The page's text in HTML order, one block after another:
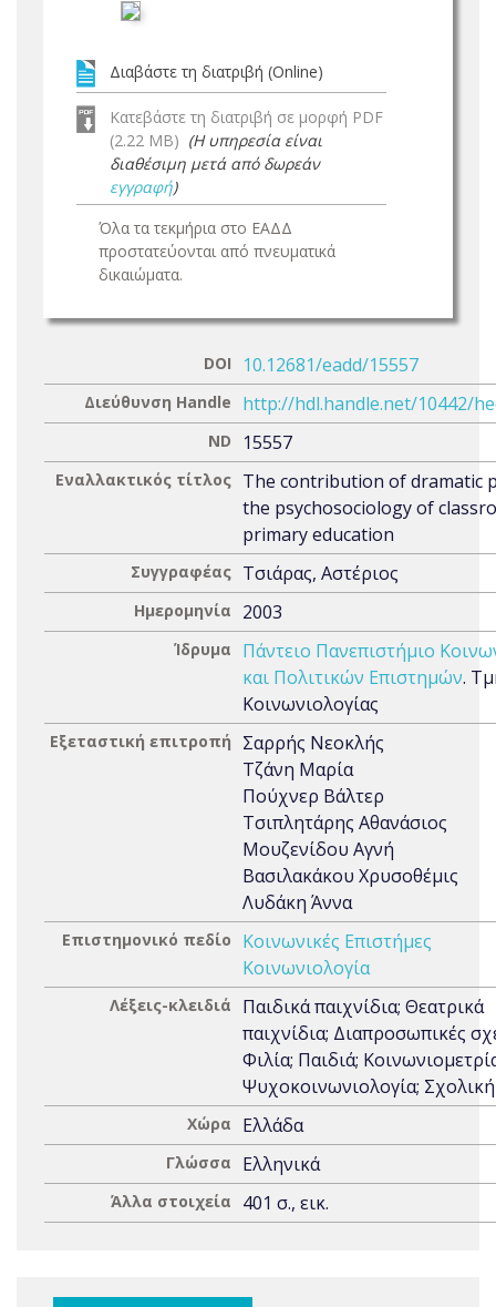
Διαβάστε τη διατριβή (Online)
Κατεβάστε τη διατριβή σε μορφή PDF
(2.22 MB) (Η υπηρεσία είναι
διαθέσιμη μετά από δωρεάν
εγγραφή)
Όλα τα τεκμήρια στο ΕΑΔΔ
προστατεύονται από πνευματικά
δικαιώματα.
DOI 10.12681/eadd/15557
Διεύθυνση Handle http://hdl.handle.net/10442/
ND 15557
Εναλλακτικός τίτλος The contribution of dramatic
the psychosociology of
primary education
Συγγραφέας Τσιάρας, Αστέριος
Ημερομηνία 2003
Ίδρυμα
Πάντειο Πανεπιστήμιο
και Πολιτικών Επιστημών.
Κοινωνιολογίας
Εξεταστική επιτροπή
Σαρρής Νεοκλής
Τζάνη Μαρία
Πούχνερ Βάλτερ
Τσιπλητάρης Αθανάσιος
Μουζενίδου Αγνή
Βασιλακάκου Χρυσοθέμις
Λυδάκη Άννα
Επιστημονικό πεδίο
Κοινωνικές Επιστήμες
Κοινωνιολογία
Λέξεις-κλειδιά
Παιδικά παιχνίδια; Θεατρικά
παιχνίδια; Διαπροσωπικές
Φιλία; Παιδιά;
Ψυχοκοινωνιολογία;
Χώρα Ελλάδα
Γλώσσα Ελληνικά
Άλλα στοιχεία 401 σ., εικ.